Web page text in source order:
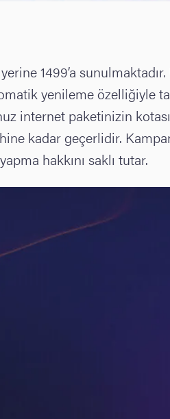
1499’a
yenileme
internet paketinizin
kadar geçerlidir.
hakkını saklı tutar.